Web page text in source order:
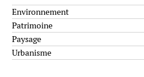
Environnement
Patrimoine
Paysage
Urbanisme